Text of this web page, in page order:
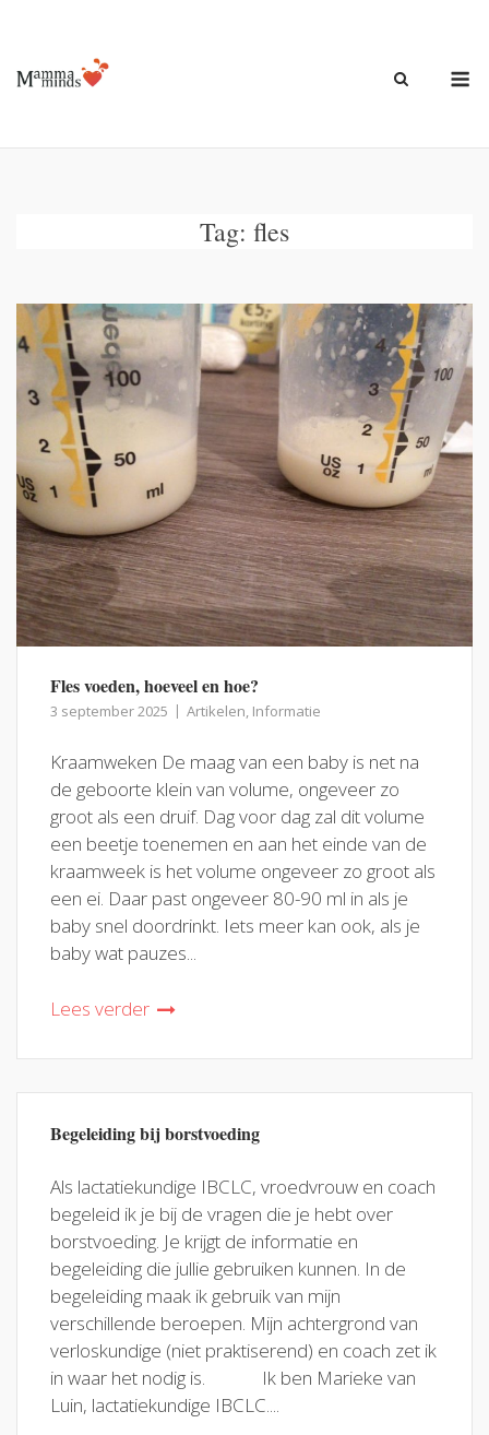
de
inhoud
Tag: fles
Fles voeden, hoeveel en hoe?
3 september 2025 Artikelen Informatie
Kraamweken De maag van een baby is net na
de geboorte klein van volume, ongeveer zo
groot als een druif. Dag voor dag zal dit volume
een beetje toenemen en aan het einde van de
kraamweek is het volume ongeveer zo groot als
een ei. Daar past ongeveer 80-90 ml in als je
baby snel doordrinkt. Iets meer kan ook, als je
baby wat pauzes...
Lees verder
Begeleiding bij borstvoeding
Als lactatiekundige IBCLC, vroedvrouw en coach
begeleid ik je bij de vragen die je hebt over
borstvoeding. Je krijgt de informatie en
begeleiding die jullie gebruiken kunnen. In de
begeleiding maak ik gebruik van mijn
verschillende beroepen. Mijn achtergrond van
verloskundige (niet praktiserend) en coach zet ik
in waar het nodig is. Ik ben Marieke van
Luin, lactatiekundige IBCLC....